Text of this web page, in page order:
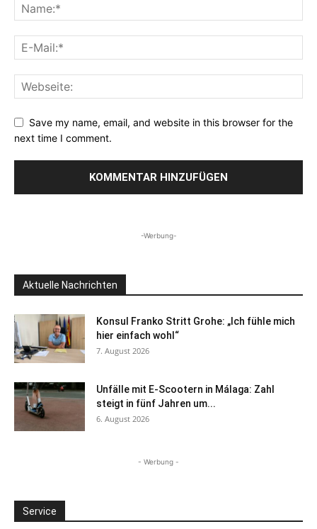
Save my name, email, and website in this browser for the
next time I comment.
-Werbung-
Aktuelle Nachrichten
Konsul Franko Stritt Grohe: „Ich fühle mich
hier einfach wohl“
7. August 2026
Unfälle mit E-Scootern in Málaga: Zahl
steigt in fünf Jahren um...
6. August 2026
- Werbung -
Service